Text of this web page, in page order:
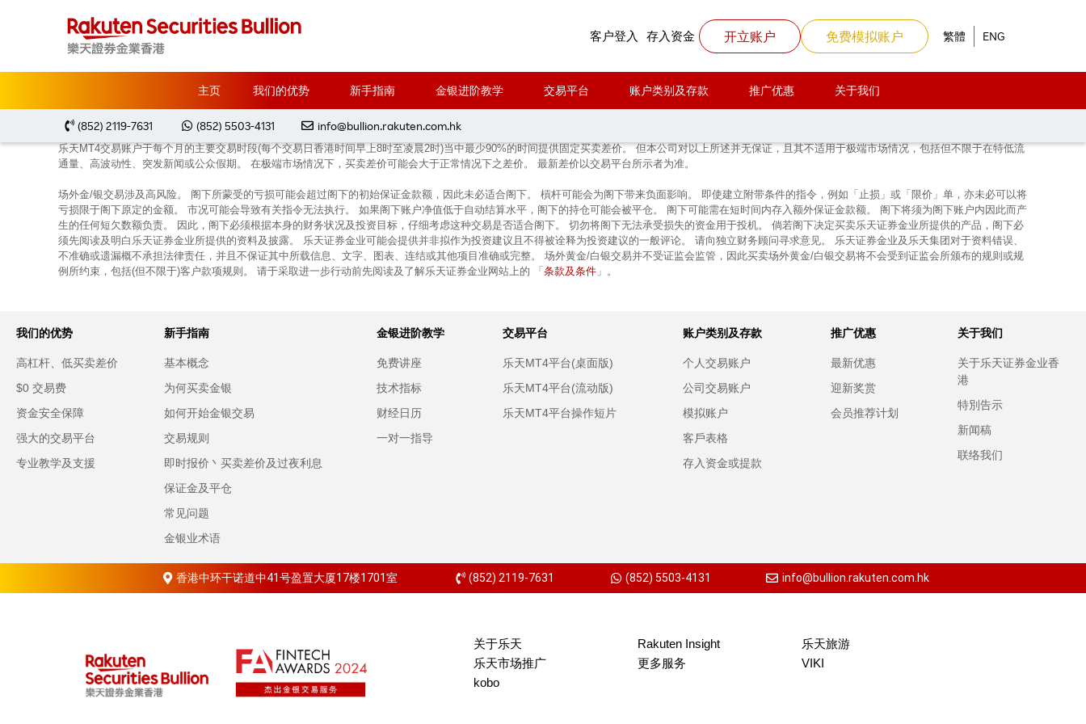
客户登入 存入资金 开立账户 免费模拟账户 繁體 ENG
主页 我们的优势 新手指南 金银进阶教学 交易平台 账户类别及存款 推广优惠 关于我们
(852) 2119-7631 (852) 5503-4131 info@bullion.rakuten.com.hk
主页 金银买卖教学
乐天MT4交易账户于每个月的主要交易时段(每个交易日香港时间早上8时至凌晨2时)当中最少90%的时间提供固定买卖差价。 但本公司对以上所述并无保证，且其不适用于极端市场情况，包括但不限于在特低流
通量、高波动性、突发新闻或公众假期。 在极端市场情况下，买卖差价可能会大于正常情况下之差价。 最新差价以交易平台所示者为准。
场外金/银交易涉及高风险。 阁下所蒙受的亏损可能会超过阁下的初始保证金款额，因此未必适合阁下。 槓杆可能会为阁下带来负面影响。 即使建立附带条件的指令，例如「止损」或「限价」单，亦未必可以将
亏损限于阁下原定的金额。 市况可能会导致有关指令无法执行。 如果阁下账户净值低于自动结算水平，阁下的持仓可能会被平仓。 阁下可能需在短时间内存入额外保证金款额。 阁下将须为阁下账户内因此而产
生的任何短欠数额负责。 因此，阁下必须根据本身的财务状况及投资目标，仔细考虑这种交易是否适合阁下。 切勿将阁下无法承受损失的资金用于投机。 倘若阁下决定买卖乐天证券金业所提供的产品，阁下必
须先阅读及明白乐天证券金业所提供的资料及披露。 乐天证券金业可能会提供并非拟作为投资建议且不得被诠释为投资建议的一般评论。 请向独立财务顾问寻求意见。 乐天证券金业及乐天集团对于资料错误、
不准确或遗漏概不承担法律责任，并且不保证其中所载信息、文字、图表、连结或其他项目准确或完整。 场外黄金/白银交易并不受证监会监管，因此买卖场外黄金/白银交易将不会受到证监会所颁布的规则或规
例所约束，包括(但不限于)客户款项规则。 请于采取进一步行动前先阅读及了解乐天证券金业网站上的 「 条款及条件 」。
我们的优势
高杠杆、低买卖差价
$0 交易费
资金安全保障
强大的交易平台
专业教学及支援
新手指南
基本概念
为何买卖金银
如何开始金银交易
交易规则
即时报价丶买卖差价及过夜利息
保证金及平仓
常见问题
金银业术语
金银进阶教学
免费讲座
技术指标
财经日历
一对一指导
交易平台
乐天MT4平台(桌面版)
乐天MT4平台(流动版)
乐天MT4平台操作短片
账户类别及存款
个人交易账户
公司交易账户
模拟账户
客戶表格
存入资金或提款
推广优惠
最新优惠
迎新奖赏
会员推荐计划
关于我们
关于乐天证券金业香
港
特別告示
新闻稿
联络我们
香港中环干诺道中41号盈置大厦17楼1701室 (852) 2119-7631 (852) 5503-4131 info@bullion.rakuten.com.hk
关于乐天 Rakuten Insight
乐天旅游
乐天市场推广
更多服务
VIKI
kobo